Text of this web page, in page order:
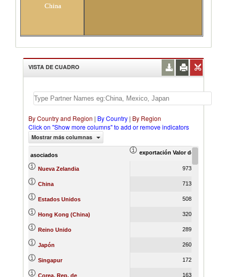
China
VISTA DE CUADRO
By Country and Region | By Country | By Region
Click on "Show more columns" to add or remove indicators
Mostrar más columnas
asociados exportación Valor del comercio
Nueva Zelandia 973,802.61
China 713,660.12
Estados Unidos 508,122.94
Hong Kong (China) 320,797.25
Reino Unido 289,351.51
Japón 260,907.08
Singapur 172,977.13
Corea, Rep. de 163,124.62